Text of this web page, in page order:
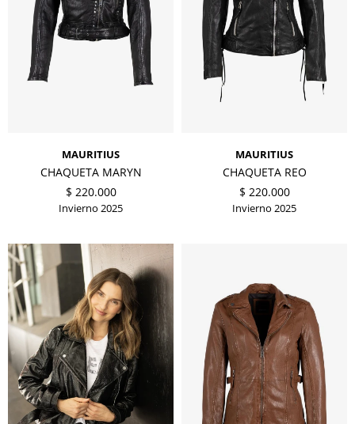
MAURITIUS
CHAQUETA MARYN
$ 220.000
Invierno 2025
MAURITIUS
CHAQUETA REO
$ 220.000
Invierno 2025